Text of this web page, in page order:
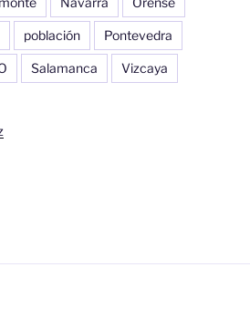
población Pontevedra
Salamanca Vizcaya